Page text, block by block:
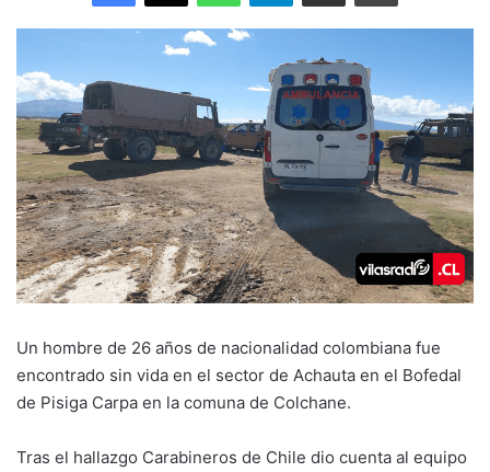
Un hombre de 26 años de nacionalidad colombiana fue
encontrado sin vida en el sector de Achauta en el Bofedal
de Pisiga Carpa en la comuna de Colchane.
Tras el hallazgo Carabineros de Chile dio cuenta al equipo